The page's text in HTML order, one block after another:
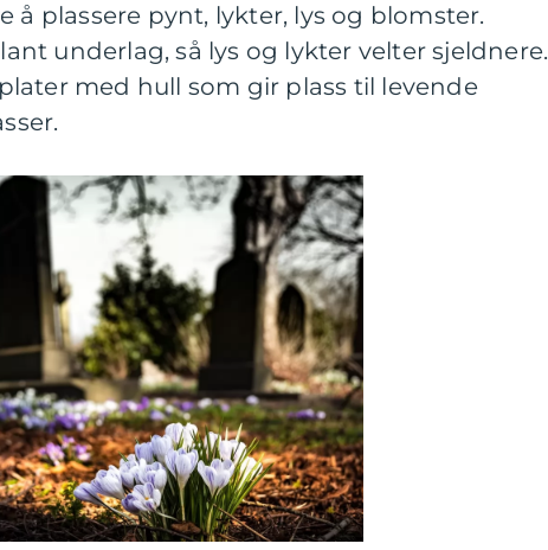
å plassere pynt, lykter, lys og blomster.
underlag, så lys og lykter velter sjeldnere.
med hull som gir plass til levende